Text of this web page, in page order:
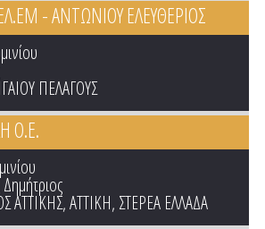
- ΑΝΤΩΝΙΟΥ ΕΛΕΥΘΕΡΙΟΣ
ΠΕΛΑΓΟΥΣ
Ο.Ε.
ΑΤΤΙΚΗΣ,ΑΤΤΙΚΗ, ΣΤΕΡΕΑ ΕΛΛΑΔΑ